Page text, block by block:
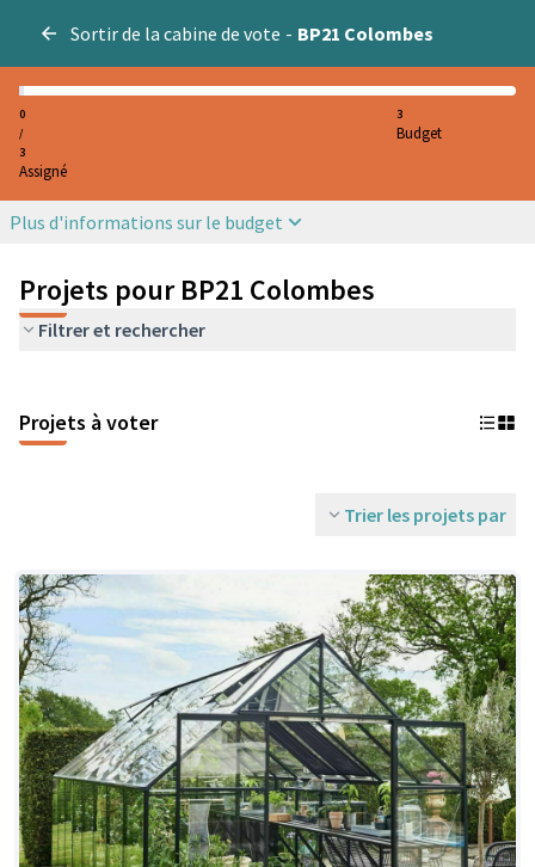
Sortir de la cabine de vote - BP21 Colombes
0
/
3
Assigné
3
Budget
Plus d'informations sur le budget
Projets pour BP21 Colombes
Filtrer et rechercher
Projets à voter
Trier les projets par